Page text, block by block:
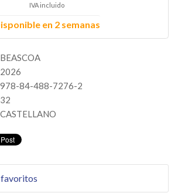
IVA incluido
en 2 semanas
BEASCOA
2026
978-84-488-7276-2
32
CASTELLANO